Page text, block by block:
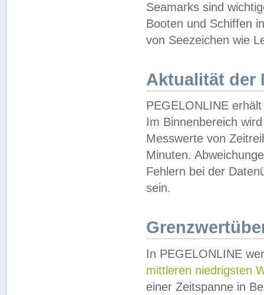
Seamarks sind
Booten und Schiffen
von Seezeichen wie
Aktualität der
PEGELONLINE
Im Binnenbereich
Messwerte von
Minuten.
Fehlern bei der
sein.
In PEGELONLINE
mittleren niedrigsten
einer Zeitspanne in